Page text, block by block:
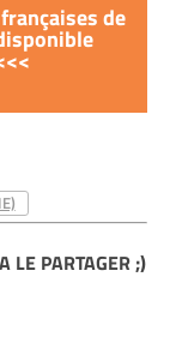
de
LE PARTAGER ;)